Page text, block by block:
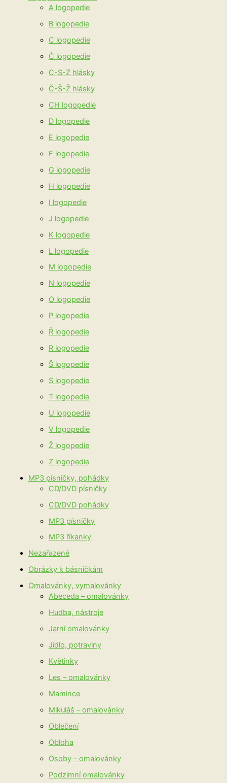
A logopedie
B logopedie
C logopedie
Č logopedie
C-S-Z hlásky
Č-Š-Ž hlásky
CH logopedie
D logopedie
E logopedie
F logopedie
G logopedie
H logopedie
I logopedie
J logopedie
K logopedie
L logopedie
M logopedie
N logopedie
O logopedie
P logopedie
Ř logopedie
R logopedie
Š logopedie
S logopedie
T logopedie
U logopedie
V logopedie
Ž logopedie
Z logopedie
MP3 písničky, pohádky
CD/DVD písničky
CD/DVD pohádky
MP3 písničky
MP3 říkanky
Nezařazené
Obrázky k básničkám
Omalovánky, vymalovánky
Abeceda – omalovánky
Hudba, nástroje
Jarní omalovánky
Jídlo, potraviny
Květinky
Les – omalovánky
Mamince
Mikuláš – omalovánky
Oblečení
Obloha
Osoby – omalovánky
Podzimní omalovánky